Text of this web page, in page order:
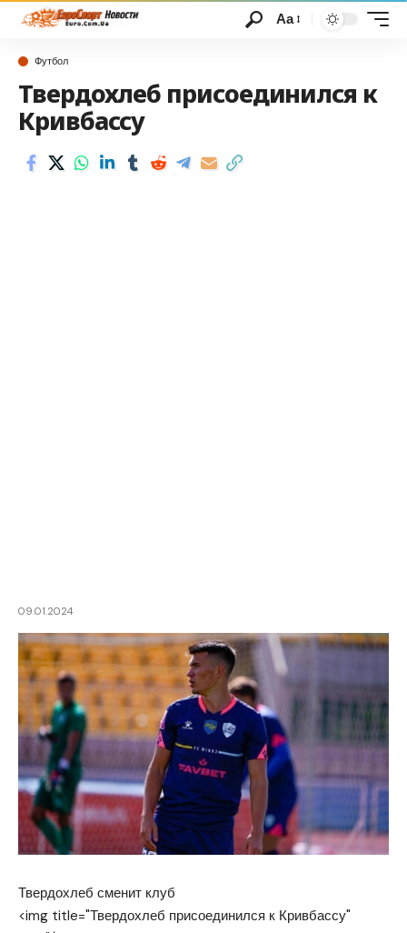
Аа
Футбол
Твердохлеб присоединился к
Кривбассу
09.01.2024
Твердохлеб сменит клуб
<img title="Твердохлеб присоединился к Кривбассу"